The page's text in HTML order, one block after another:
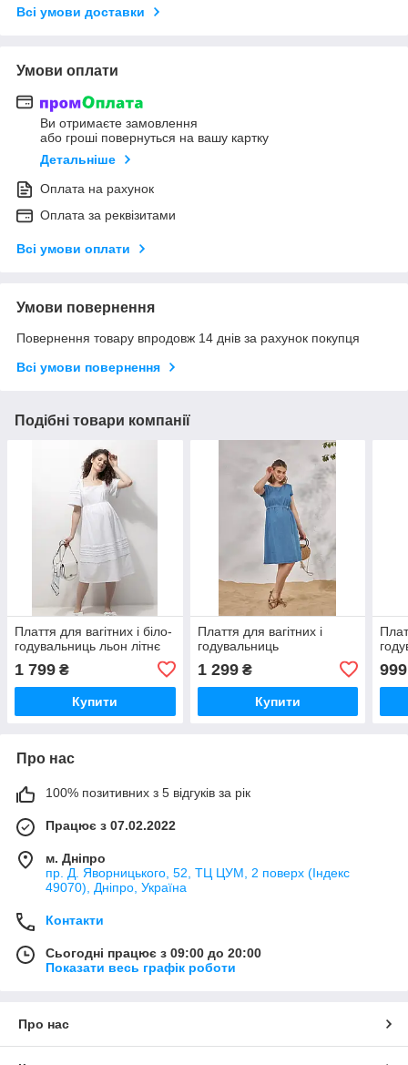
Всі умови доставки
Умови оплати
Ви отримаєте замовлення
або гроші повернуться на вашу картку
Детальніше
Оплата на рахунок
Оплата за реквізитами
Всі умови оплати
Умови повернення
Повернення товару впродовж 14 днів за рахунок покупця
Всі умови повернення
Подібні товари компанії
Плаття для вагітних і біло-
годувальниць льон літнє
1 799 ₴
Купити
Плаття для вагітних і
годувальниць
1 299₴
Купити
999
Про нас
100% позитивних з 5 відгуків за рік
Працює з 07.02.2022
м. Дніпро
пр. Д. Яворницького, 52, ТЦ ЦУМ, 2 поверх (Індекс
49070), Дніпро, Україна
Контакти
Сьогодні працює з 09:00 до 20:00
Показати весь графік роботи
Про нас